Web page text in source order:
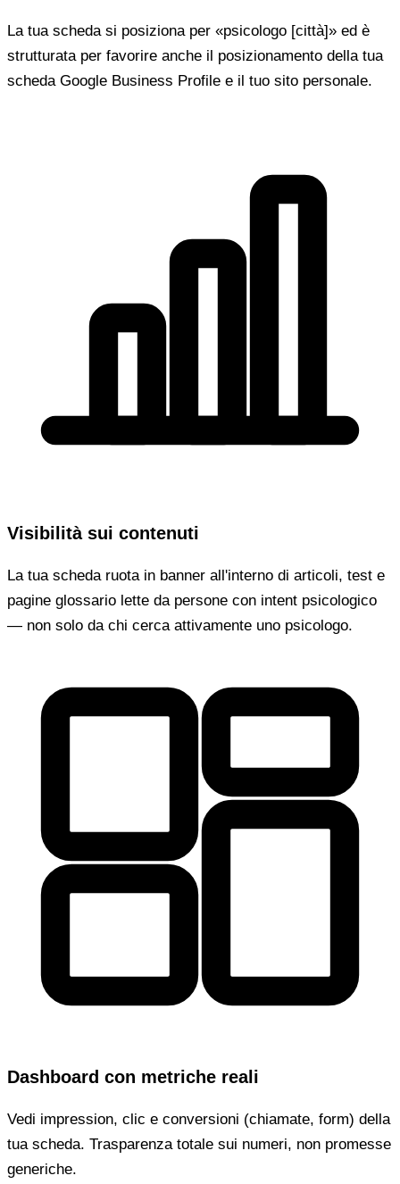
La tua scheda si posiziona per «psicologo [città]» ed è
strutturata per favorire anche il posizionamento della tua
scheda Google Business Profile e il tuo sito personale.
Visibilità sui contenuti
La tua scheda ruota in banner all'interno di articoli, test e
pagine glossario lette da persone con intent psicologico
— non solo da chi cerca attivamente uno psicologo.
Dashboard con metriche reali
Vedi impression, clic e conversioni (chiamate, form) della
tua scheda. Trasparenza totale sui numeri, non promesse
generiche.